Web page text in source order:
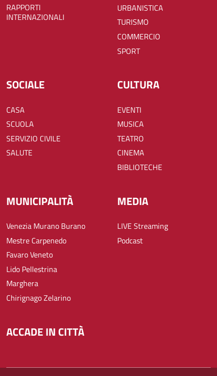
RAPPORTI
INTERNAZIONALI
URBANISTICA
TURISMO
COMMERCIO
SPORT
SOCIALE
CASA
SCUOLA
SERVIZIO CIVILE
SALUTE
CULTURA
EVENTI
MUSICA
TEATRO
CINEMA
BIBLIOTECHE
MUNICIPALITÀ
Venezia Murano Burano
Mestre Carpenedo
Favaro Veneto
Lido Pellestrina
Marghera
Chirignago Zelarino
MEDIA
LIVE Streaming
Podcast
ACCADE IN CITTÀ